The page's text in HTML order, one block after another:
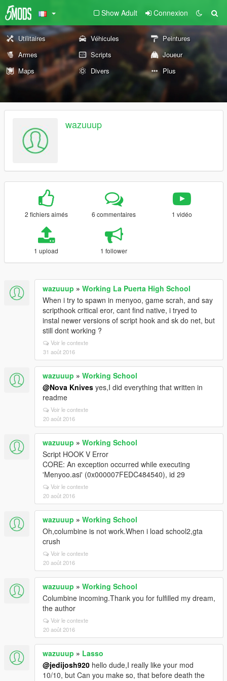
Show Adult Connexion
Utilitaires Véhicules
Peintures
Armes
Scripts
Joueur
Maps
Divers Plus
wazuuup
2 fichiers aimés 6 commentaires 1 vidéo
1 upload 1 follower
wazuuup » Working La Puerta High School
When i try to spawn in menyoo, game scrah, and say
scripthook critical eror, cant find native, i tryed to
instal newer versions of script hook and sk do net, but
still dont working ?
Voir le contexte
31 août 2016
wazuuup » Working School
@Nova Knives yes,I did everything that written in
readme
Voir le contexte
20 août 2016
wazuuup » Working School
Script HOOK V Error
CORE: An exception occurred while executing
'Menyoo.asi' (0x000007FEDC484540), id 29
Voir le contexte
20 août 2016
wazuuup » Working School
Oh,columbine is not work.When i load school2,gta
crush
Voir le contexte
20 août 2016
wazuuup » Working School
Columbine incoming.Thank you for fulfilled my dream,
the author
Voir le contexte
20 août 2016
wazuuup » Lasso
@jedijosh920 hello dude,I really like your mod
10/10, but Can you make so, that before death the